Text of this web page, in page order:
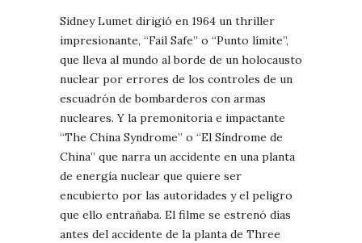
Sidney Lumet dirigió en 1964 un thriller
impresionante, “Fail Safe” o “Punto límite”,
que lleva al mundo al borde de un holocausto
nuclear por errores de los controles de un
escuadrón de bombarderos con armas
nucleares. Y la premonitoria e impactante
“The China Syndrome” o “El Síndrome de
China” que narra un accidente en una planta
de energía nuclear que quiere ser
encubierto por las autoridades y el peligro
que ello entrañaba. El filme se estrenó días
antes del accidente de la planta de Three